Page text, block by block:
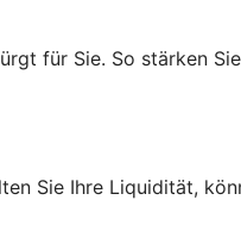
für Sie. So stärken
Sie Ihre Liquidität,